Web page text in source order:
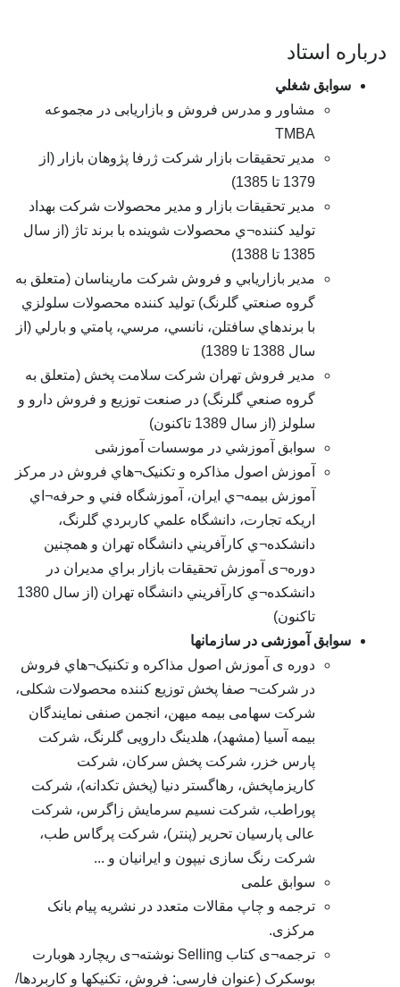
درباره استاد
سوابق شغلي
مشاور و مدرس فروش و بازاریابی در مجموعه
TMBA
مدير تحقيقات بازار شرکت ژرفا پژوهان بازار (از
1379 تا 1385)
مدير تحقيقات بازار و مدير محصولات شرکت بهداد
توليد کننده¬ي محصولات شوينده با برند تاژ (از سال
1385 تا 1388)
مدير بازاريابي و فروش شرکت ماريناسان (متعلق به
گروه صنعتي گلرنگ) توليد کننده محصولات سلولزي
با برندهاي سافتلن، نانسي، مرسي، پامتي و بارلي (از
سال 1388 تا 1389)
مدير فروش تهران شرکت سلامت پخش (متعلق به
گروه صنعي گلرنگ) در صنعت توزيع و فروش دارو و
سلولز (از سال 1389 تاکنون)
سوابق آموزشي در موسسات آموزشی
آموزش اصول مذاکره و تکنيک¬هاي فروش در مرکز
آموزش بيمه¬ي ايران، آموزشگاه فني و حرفه¬اي
اريکه تجارت، دانشگاه علمي کاربردي گلرنگ،
دانشکده¬ي کارآفريني دانشگاه تهران و همچنین
دوره¬ی آموزش تحقيقات بازار براي مديران در
دانشکده¬ي کارآفريني دانشگاه تهران (از سال 1380
تاکنون)
سوابق آموزشی در سازمانها
دوره ی آموزش اصول مذاکره و تکنيک¬هاي فروش
در شرکت¬ صفا پخش توزیع کننده محصولات شکلی،
شرکت سهامی بیمه میهن، انجمن صنفی نمایندگان
بیمه آسیا (مشهد)، هلدینگ دارویی گلرنگ، شرکت
پارس خزر، شرکت پخش سرکان، شرکت
کاریزماپخش، رهاگستر دنیا (پخش تکدانه)، شرکت
پوراطب، شرکت نسیم سرمایش زاگرس، شرکت
عالی پارسیان تحریر (پنتر)، شرکت پرگاس طب،
شرکت رنگ سازی نیپون و ایرانیان و ...
سوابق علمی
ترجمه و چاپ مقالات متعدد در نشریه پیام بانک
مرکزی.
ترجمه¬ی کتاب Selling نوشته¬ی ریچارد هوبارت
بوسکرک (عنوان فارسی: فروش، تکنیکها و کاربردها/